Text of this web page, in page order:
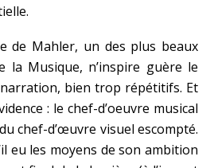
de Mahler, un des plus beaux
la Musique, n’inspire guère le
bien trop répétitifs. Et
: le chef-d’oeuvre musical
chef-d’œuvre visuel escompté.
eu les moyens de son ambition